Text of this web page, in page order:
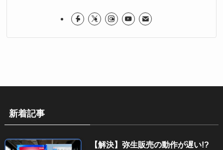
新着記事
【解決】弥生販売の動作が遅い!?